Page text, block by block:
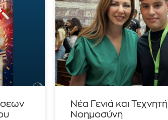
Νέα Γενιά και Τεχνητή
Νοημοσύνη